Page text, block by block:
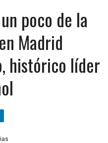
poco de la
Madrid
histórico líder